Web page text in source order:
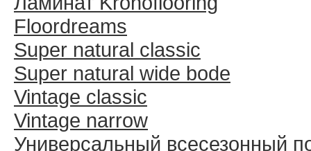
Floordreams
Super natural classic
Super natural wide bode
Vintage classic
Vintage narrow
Универсальный всесезонный